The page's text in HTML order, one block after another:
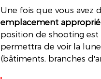
Une fois que vous avez
emplacement
position de shooting
permettra de voir la
(bâtiments, branches